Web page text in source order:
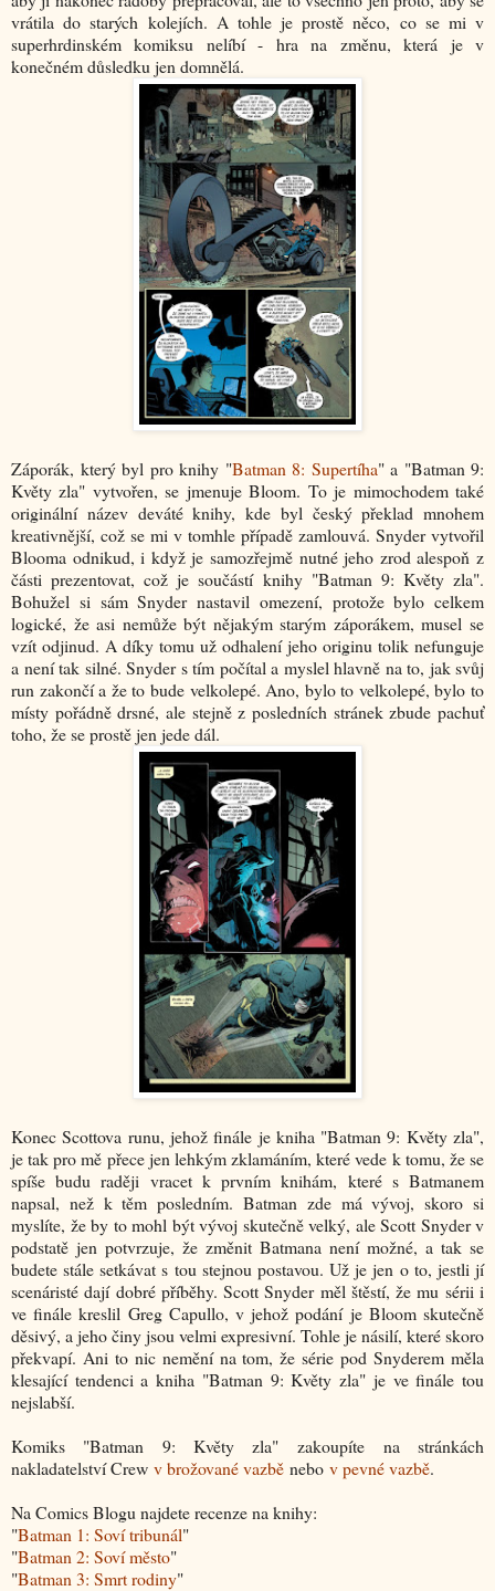
vrátila do starých kolejích. A tohle je prostě něco, co se mi v
superhrdinském komiksu nelíbí - hra na změnu, která je v
konečném důsledku jen domnělá.
Záporák, který byl pro knihy "Batman 8: Supertíha" a "Batman 9:
Květy zla" vytvořen, se jmenuje Bloom. To je mimochodem také
originální název deváté knihy, kde byl český překlad mnohem
kreativnější, což se mi v tomhle případě zamlouvá. Snyder vytvořil
Blooma odnikud, i když je samozřejmě nutné jeho zrod alespoň z
části prezentovat, což je součástí knihy "Batman 9: Květy zla".
Bohužel si sám Snyder nastavil omezení, protože bylo celkem
logické, že asi nemůže být nějakým starým záporákem, musel se
vzít odjinud. A díky tomu už odhalení jeho originu tolik nefunguje
a není tak silné. Snyder s tím počítal a myslel hlavně na to, jak svůj
run zakončí a že to bude velkolepé. Ano, bylo to velkolepé, bylo to
místy pořádně drsné, ale stejně z posledních stránek zbude pachuť
toho, že se prostě jen jede dál.
Konec Scottova runu, jehož finále je kniha "Batman 9: Květy zla",
je tak pro mě přece jen lehkým zklamáním, které vede k tomu, že se
spíše budu raději vracet k prvním knihám, které s Batmanem
napsal, než k těm posledním. Batman zde má vývoj, skoro si
myslíte, že by to mohl být vývoj skutečně velký, ale Scott Snyder v
podstatě jen potvrzuje, že změnit Batmana není možné, a tak se
budete stále setkávat s tou stejnou postavou. Už je jen o to, jestli jí
scenáristé dají dobré příběhy. Scott Snyder měl štěstí, že mu sérii i
ve finále kreslil Greg Capullo, v jehož podání je Bloom skutečně
děsivý, a jeho činy jsou velmi expresivní. Tohle je násilí, které skoro
překvapí. Ani to nic nemění na tom, že série pod Snyderem měla
klesající tendenci a kniha "Batman 9: Květy zla" je ve finále tou
nejslabší.
Komiks "Batman 9: Květy zla" zakoupíte na stránkách
nakladatelství Crew v brožované vazbě nebo v pevné vazbě.
Na Comics Blogu najdete recenze na knihy:
"Batman 1: Soví tribunál"
"Batman 2: Soví město"
"Batman 3: Smrt rodiny"